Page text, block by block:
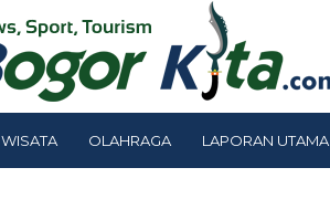
WISATA OLAHRAGA LAPORAN UTAMA